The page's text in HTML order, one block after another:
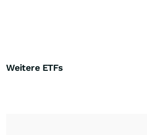
Weitere ETFs